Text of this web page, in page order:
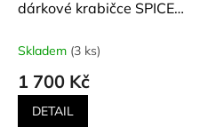
dárkové krabičce SPICED
Collection (Kořeněné
Skladem (3 ks)
1 700 Kč
DETAIL